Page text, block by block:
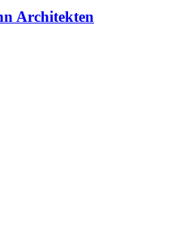
Architekten